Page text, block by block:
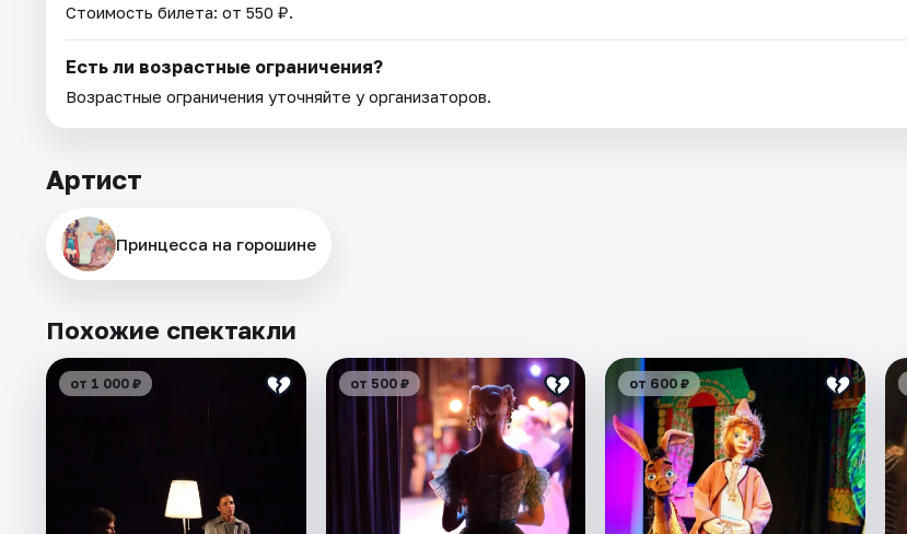
Стоимость билета: от 550 ₽.
Есть ли возрастные ограничения?
Возрастные ограничения уточняйте у организаторов.
Артист
Принцесса на горошине
Похожие спектакли
от 1 000 ₽ от 500 ₽ от 600 ₽